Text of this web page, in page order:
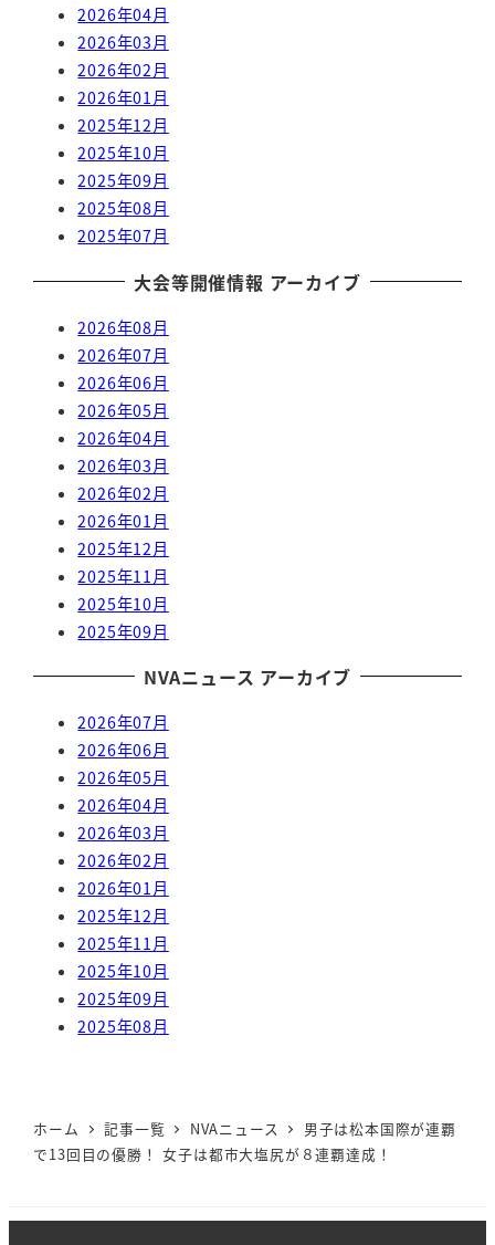
2026年04月
2026年03月
2026年02月
2026年01月
2025年12月
2025年10月
2025年09月
2025年08月
2025年07月
大会等開催情報 アーカイブ
2026年08月
2026年07月
2026年06月
2026年05月
2026年04月
2026年03月
2026年02月
2026年01月
2025年12月
2025年11月
2025年10月
2025年09月
NVAニュース アーカイブ
2026年07月
2026年06月
2026年05月
2026年04月
2026年03月
2026年02月
2026年01月
2025年12月
2025年11月
2025年10月
2025年09月
2025年08月
ホーム 記事一覧 NVAニュース
男子は松本国際が連覇
で13回目の優勝！ 女子は都市大塩尻が８連覇達成！